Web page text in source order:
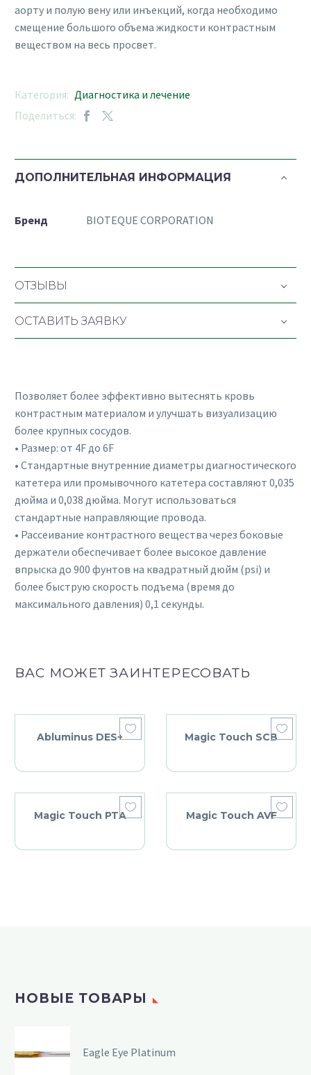
аорту и полую вену или инъекций, когда необходимо
смещение большого объема жидкости контрастным
веществом на весь просвет.
Категория: Диагностика и лечение
Поделиться:
ДОПОЛНИТЕЛЬНАЯ ИНФОРМАЦИЯ
Бренд BIOTEQUE CORPORATION
ОТЗЫВЫ
ОСТАВИТЬ ЗАЯВКУ
Позволяет более эффективно вытеснять кровь
контрастным материалом и улучшать визуализацию
более крупных сосудов.
• Размер: от 4F до 6F
• Стандартные внутренние диаметры диагностического
катетера или промывочного катетера составляют 0,035
дюйма и 0,038 дюйма. Могут использоваться
стандартные направляющие провода.
• Рассеивание контрастного вещества через боковые
держатели обеспечивает более высокое давление
впрыска до 900 фунтов на квадратный дюйм (psi) и
более быструю скорость подъема (время до
максимального давления) 0,1 секунды.
ВАС МОЖЕТ ЗАИНТЕРЕСОВАТЬ
Abluminus DES+ Magic Touch SCB
Magic Touch PTA Magic Touch AVF
НОВЫЕ ТОВАРЫ
Eagle Eye Platinum